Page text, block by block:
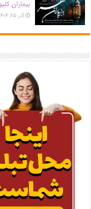
بیماران
آذر ۲۵, ۱۴۰۴